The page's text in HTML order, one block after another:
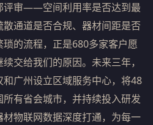
评审——空间利用率是否达到最
通道是否合规、器材间距是否
的流程，正是680多家客户愿
交给我们的原因。未来三年，
广州设立区域服务中心，将48
有省会城市，并持续投入研发
物联网数据深度打通，为每一